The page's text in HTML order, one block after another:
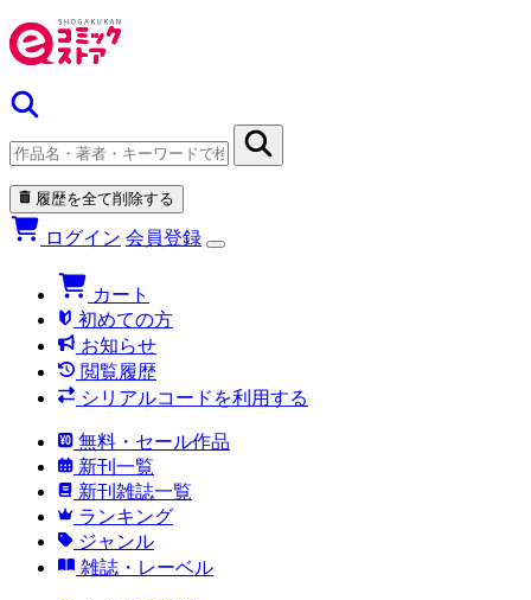
履歴を全て削除する
ログイン 会員登録
カート
初めての方
お知らせ
閲覧履歴
シリアルコードを利用する
無料・セール作品
新刊一覧
新刊雑誌一覧
ランキング
ジャンル
雑誌・レーベル